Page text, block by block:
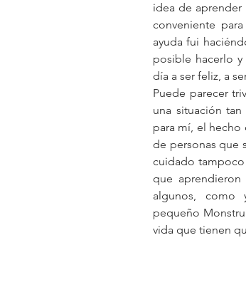
idea de
conveniente
ayuda fui
posible hacerlo
día a ser feliz, a
Puede parecer
una situación
para mí, el
de personas que
cuidado tampoco
que
algunos, como
pequeño
vida que tienen